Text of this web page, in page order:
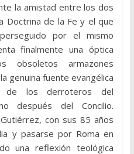
la amistad entre los dos
Doctrina de la Fe y el que
por el mismo
finalmente una óptica
obsoletos armazones
genuina fuente evangélica
de los derroteros del
después del Concilio.
con sus 85 años
y pasarse por Roma en
una reflexión teológica